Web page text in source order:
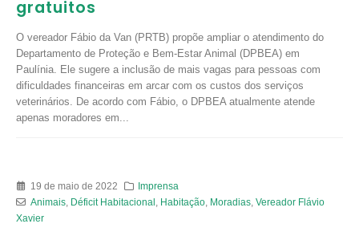
gratuitos
O vereador Fábio da Van (PRTB) propõe ampliar o atendimento do
Departamento de Proteção e Bem-Estar Animal (DPBEA) em
Paulínia. Ele sugere a inclusão de mais vagas para pessoas com
dificuldades financeiras em arcar com os custos dos serviços
veterinários. De acordo com Fábio, o DPBEA atualmente atende
apenas moradores em...
19 de maio de 2022
Imprensa
Animais, Déficit Habitacional Habitação, Moradias, Vereador Flávio
Xavier